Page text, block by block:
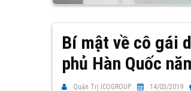
Bí mật về cô gái
phủ Hàn Quốc
Quản Trị ICOGROUP 14/03/2019